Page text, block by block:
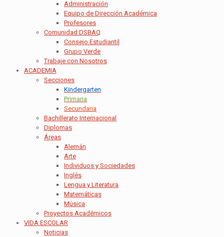
Administración
Equipo de Dirección Académica
Profesores
Comunidad DSBAQ
Consejo Estudiantil
Grupo Verde
Trabaje con Nosotros
ACADEMIA
Secciones
Kindergarten
Primaria
Secundaria
Bachillerato Internacional
Diplomas
Áreas
Alemán
Arte
Individuos y Sociedades
Inglés
Lengua y Literatura
Matemáticas
Música
Proyectos Académicos
VIDA ESCOLAR
Noticias